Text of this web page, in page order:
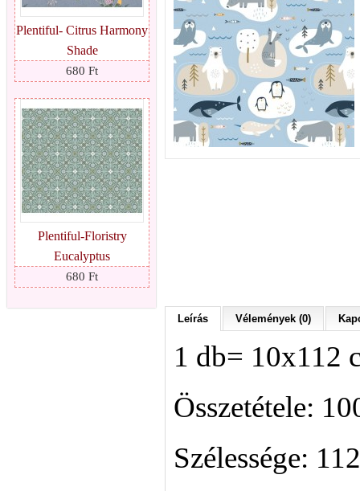
Plentiful- Citrus Harmony
Shade
680 Ft
Plentiful-Floristry
Eucalyptus
680 Ft
Leírás Vélemények (0)
1 db= 10x112
Összetétele:
Szélessége: